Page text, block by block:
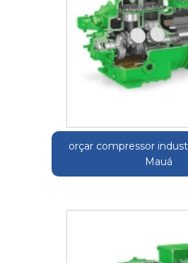
orçar compressor
Mauá